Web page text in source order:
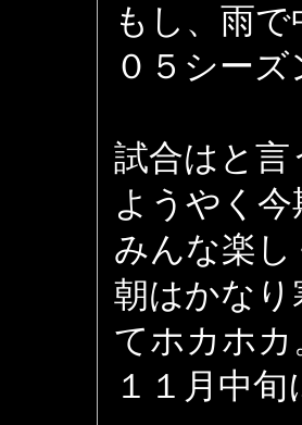
もし、雨
０５シー
試合はと言
ようやく今
みんな楽
朝はかな
てホカホカ
１１月中